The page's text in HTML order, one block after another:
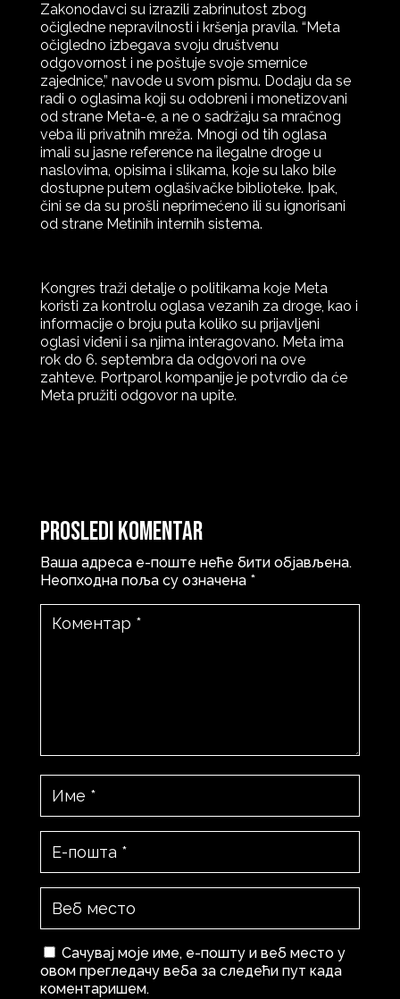
Zakonodavci su izrazili zabrinutost zbog
očigledne nepravilnosti i kršenja pravila. “Meta
očigledno izbegava svoju društvenu
odgovornost i ne poštuje svoje smernice
zajednice,” navode u svom pismu. Dodaju da se
radi o oglasima koji su odobreni i monetizovani
od strane Meta-e, a ne o sadržaju sa mračnog
veba ili privatnih mreža. Mnogi od tih oglasa
imali su jasne reference na ilegalne droge u
naslovima, opisima i slikama, koje su lako bile
dostupne putem oglašivačke biblioteke. Ipak,
čini se da su prošli neprimećeno ili su ignorisani
od strane Metinih internih sistema.
Kongres traži detalje o politikama koje Meta
koristi za kontrolu oglasa vezanih za droge, kao i
informacije o broju puta koliko su prijavljeni
oglasi viđeni i sa njima interagovano. Meta ima
rok do 6. septembra da odgovori na ove
zahteve. Portparol kompanije je potvrdio da će
Meta pružiti odgovor na upite.
Prosledi komentar
Ваша адреса е-поште неће бити објављена.
Неопходна поља су означена *
Сачувај моје име, е-пошту и веб место у
овом прегледачу веба за следећи пут када
коментаришем.